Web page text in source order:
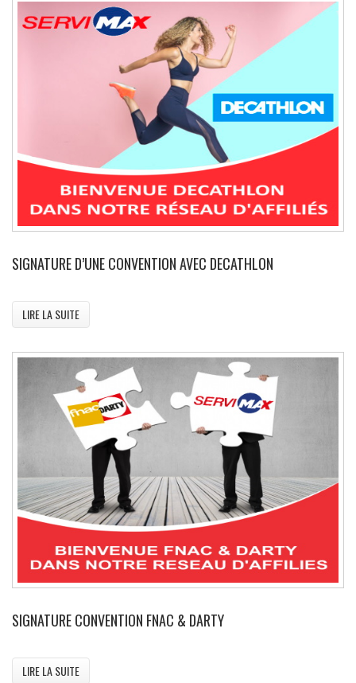
SIGNATURE D’UNE CONVENTION AVEC DECATHLON
LIRE LA SUITE
SIGNATURE CONVENTION FNAC & DARTY
LIRE LA SUITE